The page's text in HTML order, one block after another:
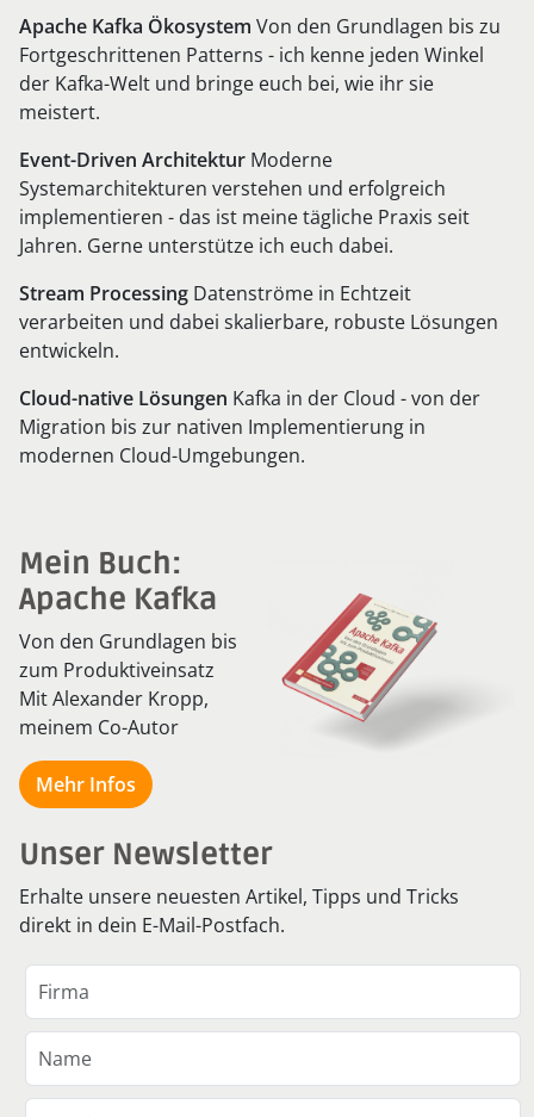
Apache Kafka Ökosystem Von den Grundlagen bis zu
Fortgeschrittenen Patterns - ich kenne jeden Winkel
der Kafka-Welt und bringe euch bei, wie ihr sie
meistert.
Event-Driven Architektur Moderne
Systemarchitekturen verstehen und erfolgreich
implementieren - das ist meine tägliche Praxis seit
Jahren. Gerne unterstütze ich euch dabei.
Stream Processing Datenströme in Echtzeit
verarbeiten und dabei skalierbare, robuste Lösungen
entwickeln.
Cloud-native Lösungen Kafka in der Cloud - von der
Migration bis zur nativen Implementierung in
modernen Cloud-Umgebungen.
Mein Buch:
Apache Kafka
Von den Grundlagen bis
zum Produktiveinsatz
Mit Alexander Kropp,
meinem Co-Autor
Mehr Infos
Unser Newsletter
Erhalte unsere neuesten Artikel, Tipps und Tricks
direkt in dein E-Mail-Postfach.